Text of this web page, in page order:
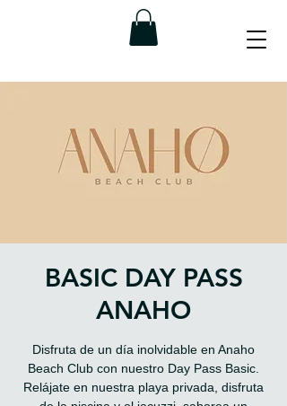
BASIC DAY PASS
ANAHO
Disfruta de un día inolvidable en Anaho
Beach Club con nuestro Day Pass Basic.
Relájate en nuestra playa privada, disfruta